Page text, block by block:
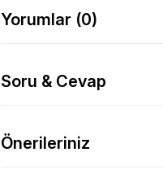
Yorumlar (0)
Soru & Cevap
Önerileriniz